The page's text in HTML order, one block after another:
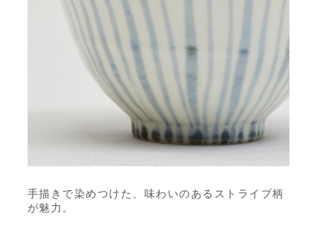
手描きで染めつけた、味わいのあるストライプ柄
が魅力。